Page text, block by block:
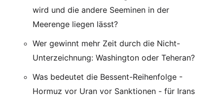
wird und die andere Seeminen in der
Meerenge liegen lässt?
Wer gewinnt mehr Zeit durch die Nicht-
Unterzeichnung: Washington oder Teheran?
Was bedeutet die Bessent-Reihenfolge -
Hormuz vor Uran vor Sanktionen - für Irans